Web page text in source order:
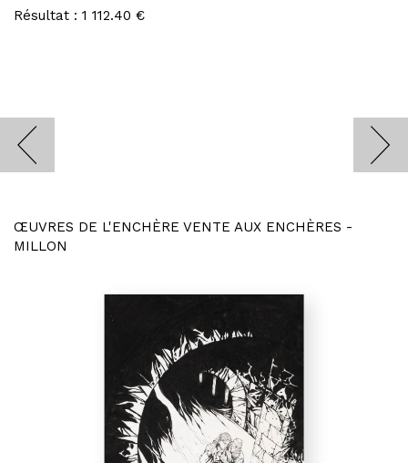
Résultat : 1 112.40 €
ŒUVRES DE L'ENCHÈRE VENTE AUX ENCHÈRES -
MILLON